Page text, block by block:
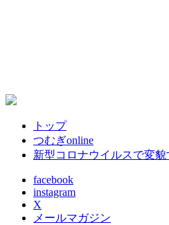
トップ
つむぎonline
新型コロナウイルスで変貌
facebook
instagram
X
メールマガジン